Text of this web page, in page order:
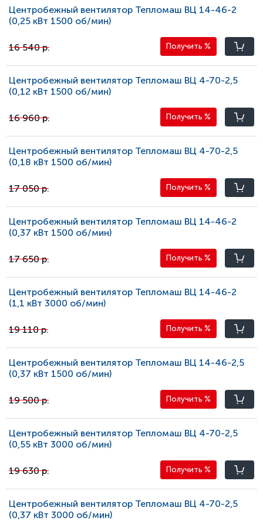
Центробежный вентилятор Тепломаш ВЦ 14-46-2
(0,25 кВт 1500 oб/мин)
16 540 р. Получить %
Центробежный вентилятор Тепломаш ВЦ 4-70-2,5
(0,12 кВт 1500 oб/мин)
16 960 р. Получить %
Центробежный вентилятор Тепломаш ВЦ 4-70-2,5
(0,18 кВт 1500 oб/мин)
17 050 р. Получить %
Центробежный вентилятор Тепломаш ВЦ 14-46-2
(0,37 кВт 1500 oб/мин)
17 650 р. Получить %
Центробежный вентилятор Тепломаш ВЦ 14-46-2
(1,1 кВт 3000 oб/мин)
19 110 р. Получить %
Центробежный вентилятор Тепломаш ВЦ 14-46-2,5
(0,37 кВт 1500 oб/мин)
19 500 р. Получить %
Центробежный вентилятор Тепломаш ВЦ 4-70-2,5
(0,55 кВт 3000 oб/мин)
19 630 р. Получить %
Центробежный вентилятор Тепломаш ВЦ 4-70-2,5
(0,37 кВт 3000 oб/мин)